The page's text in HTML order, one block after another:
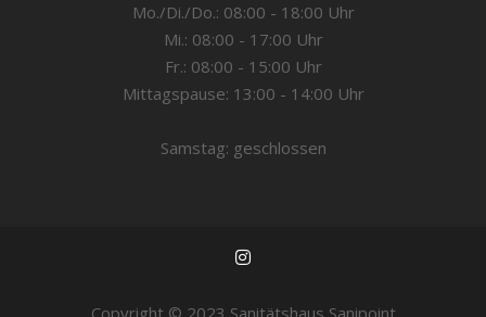
Mo./Di./Do.: 08:00 - 18:00 Uhr
Mi.: 08:00 - 17:00 Uhr
Fr.: 08:00 - 15:00 Uhr
Mittagspause: 13:00 - 14:00 Uhr
Samstag: geschlossen
Copyright © 2023 Sanitätshaus Sanipoint